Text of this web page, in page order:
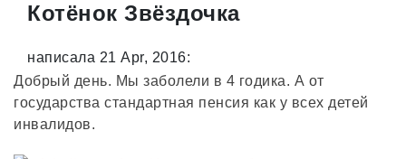
Котёнок Звёздочка
написала 21 Apr, 2016:
Добрый день. Мы заболели в 4 годика. А от
государства стандартная пенсия как у всех детей
инвалидов.